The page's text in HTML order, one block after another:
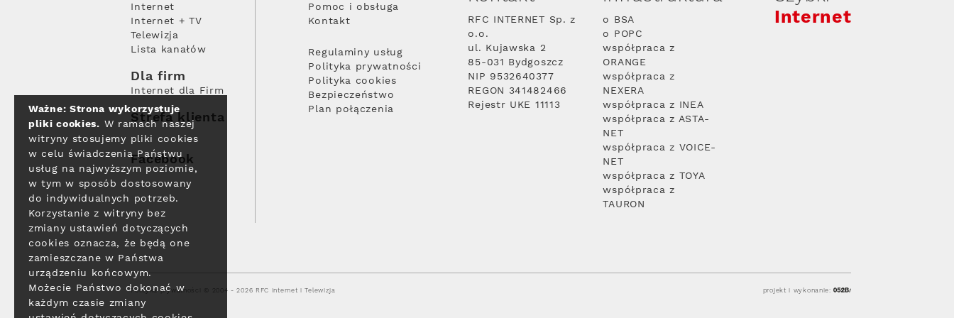
Internet
Internet + TV
Telewizja
Lista kanałów
Dla firm
Internet dla Firm
Strefa klienta
Facebook
Pomoc i obsługa
Kontakt
Regulaminy usług
Polityka prywatności
Polityka cookies
Bezpieczeństwo
Plan połączenia
RFC INTERNET Sp. z
o.o.
ul. Kujawska 2
85-031 Bydgoszcz
NIP 9532640377
REGON 341482466
Rejestr UKE 11113
o BSA
o POPC
współpraca z
ORANGE
współpraca z
NEXERA
współpraca z INEA
współpraca z ASTA-
NET
współpraca z VOICE-
NET
współpraca z TOYA
współpraca z
TAURON
Internet
Polityka prywatności © 2004 - 2026 RFC Internet i Telewizja projekt i wykonanie:
Ważne: Strona wykorzystuje
pliki cookies. W ramach naszej
witryny stosujemy pliki cookies
w celu świadczenia Państwu
usług na najwyższym poziomie,
w tym w sposób dostosowany
do indywidualnych potrzeb.
Korzystanie z witryny bez
zmiany ustawień dotyczących
cookies oznacza, że będą one
zamieszczane w Państwa
urządzeniu końcowym.
Możecie Państwo dokonać w
każdym czasie zmiany